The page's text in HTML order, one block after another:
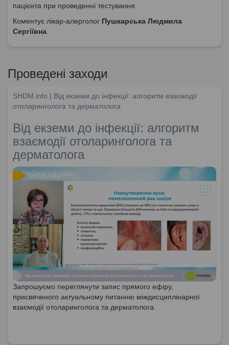
пацієнта при проведенні тестування.
Коментує лікар-алерголог Пушкарська Людмила
Сергіївна
Проведені заходи
SHDM.info | Від екземи до інфекції: алгоритм взаємодії
отоларинголога та дерматолога
Від екземи до інфекції: алгоритм
взаємодії отоларинголога та
дерматолога
Запрошуємо переглянути запис прямого ефіру,
присвяченого актуальному питанню міждисциплінарної
взаємодії отоларинголога та дерматолога.